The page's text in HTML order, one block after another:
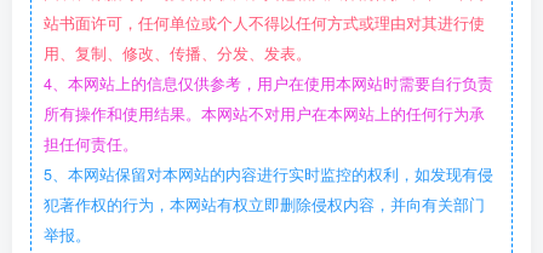
站书面许可，任何单位或个人不得以任何方式或理由对其进行使
用、复制、修改、传播、分发、发表。
4、本网站上的信息仅供参考，用户在使用本网站时需要自行负责
所有操作和使用结果。本网站不对用户在本网站上的任何行为承
担任何责任。
5、本网站保留对本网站的内容进行实时监控的权利，如发现有侵
犯著作权的行为，本网站有权立即删除侵权内容，并向有关部门
举报。